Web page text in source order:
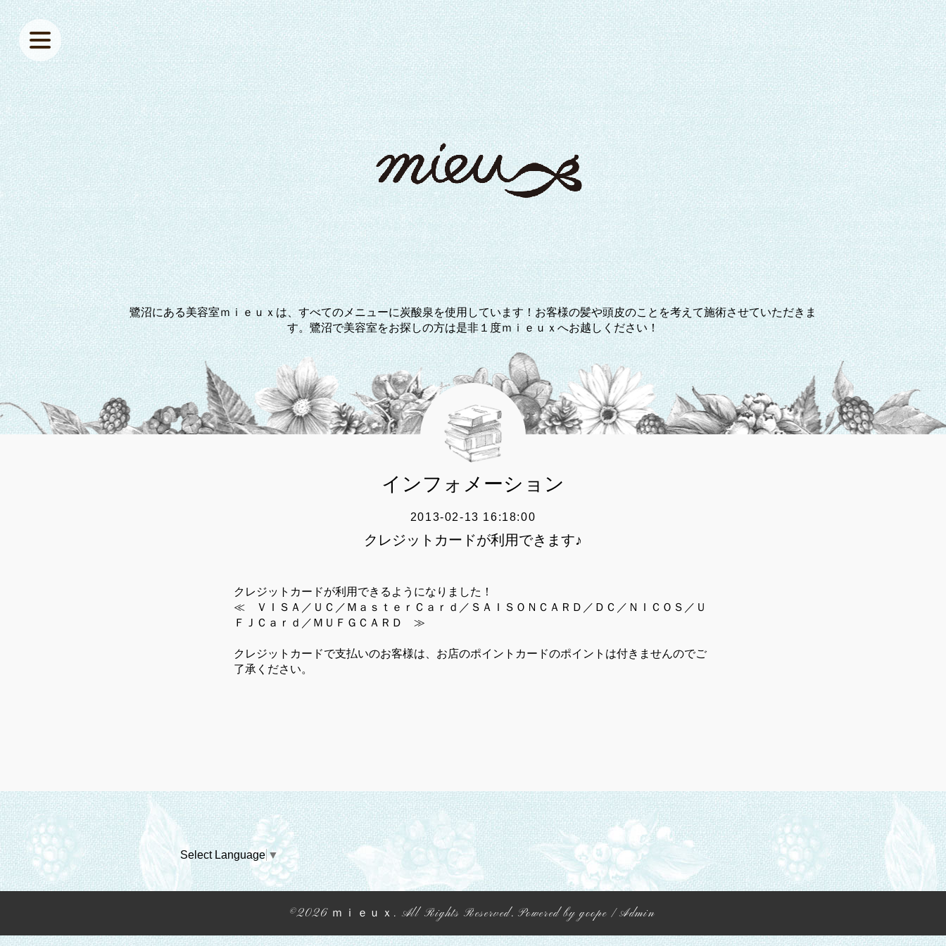
鷺沼にある美容室ｍｉｅｕｘは、すべてのメニューに炭酸泉を使用しています！お客様の髪や頭皮のことを考えて施術させていただきま
す。鷺沼で美容室をお探しの方は是非１度ｍｉｅｕｘへお越しください！
インフォメーション
2013-02-13 16:18:00
クレジットカードが利用できます♪
クレジットカードが利用できるようになりました！
≪ ＶＩＳＡ／ＵＣ／ＭａｓｔｅｒＣａｒｄ／ＳＡＩＳＯＮＣＡＲＤ／ＤＣ／ＮＩＣＯＳ／Ｕ
ＦＪＣａｒｄ／ＭＵＦＧＣＡＲＤ ≫
クレジットカードで支払いのお客様は、お店のポイントカードのポイントは付きませんのでご
了承ください。
Select Language ▼
©2026 ｍｉｅｕｘ . All Rights Reserved. Powered bygoope /Admin